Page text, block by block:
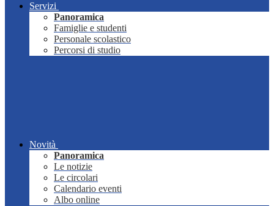
Servizi
Panoramica
Famiglie e studenti
Personale scolastico
Percorsi di studio
Novità
Panoramica
Le notizie
Le circolari
Calendario eventi
Albo online